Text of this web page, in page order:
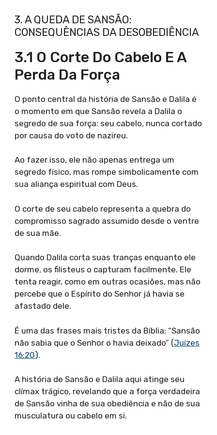
3. A QUEDA DE SANSÃO:
CONSEQUÊNCIAS DA DESOBEDIÊNCIA
3.1 O Corte Do Cabelo E A
Perda Da Força
O ponto central da história de Sansão e Dalila é
o momento em que Sansão revela a Dalila o
segredo de sua força: seu cabelo, nunca cortado
por causa do voto de nazireu.
Ao fazer isso, ele não apenas entrega um
segredo físico, mas rompe simbolicamente com
sua aliança espiritual com Deus.
O corte de seu cabelo representa a quebra do
compromisso sagrado assumido desde o ventre
de sua mãe.
Quando Dalila corta suas tranças enquanto ele
dorme, os filisteus o capturam facilmente. Ele
tenta reagir, como em outras ocasiões, mas não
percebe que o Espírito do Senhor já havia se
afastado dele.
É uma das frases mais tristes da Bíblia: “Sansão
não sabia que o Senhor o havia deixado” (Juízes
16:20).
A história de Sansão e Dalila aqui atinge seu
clímax trágico, revelando que a força verdadeira
de Sansão vinha de sua obediência e não de sua
musculatura ou cabelo em si.